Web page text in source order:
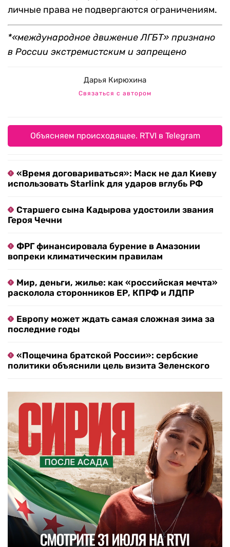
личные права не подвергаются ограничениям.
*«международное движение ЛГБТ» признано
в России экстремистским и запрещено
Дарья Кирюхина
Связаться с автором
Объясняем происходящее. RTVI в Telegram
«Время договариваться»: Маск не дал Киеву
использовать Starlink для ударов вглубь РФ
Старшего сына Кадырова удостоили звания
Героя Чечни
ФРГ финансировала бурение в Амазонии
вопреки климатическим правилам
Мир, деньги, жилье: как «российская мечта»
расколола сторонников ЕР, КПРФ и ЛДПР
Европу может ждать самая сложная зима за
последние годы
«Пощечина братской России»: сербские
политики объяснили цель визита Зеленского